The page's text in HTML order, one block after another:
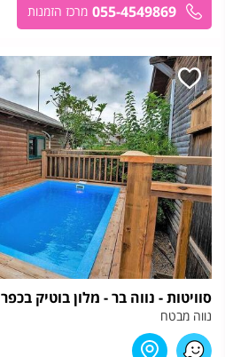
055-4549869 מרכז הזמנות
סוויטות - נווה בר - מלון בוטיק בכפר
נווה מבטח